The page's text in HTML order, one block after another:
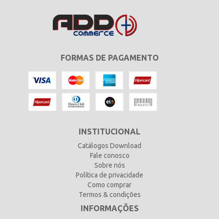
FORMAS DE PAGAMENTO
INSTITUCIONAL
Catálogos Download
Fale conosco
Sobre nós
Política de privacidade
Como comprar
Termos & condições
INFORMAÇÕES